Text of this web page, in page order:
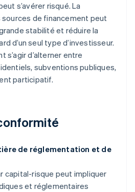
s’avérer risqué. La
de financement peut
stabilité et réduire la
d’un seul type d’investisseur.
s’agir d’alterner entre
subventions publiques,
participatif.
de réglementation et de
capital-risque peut impliquer
et réglementaires